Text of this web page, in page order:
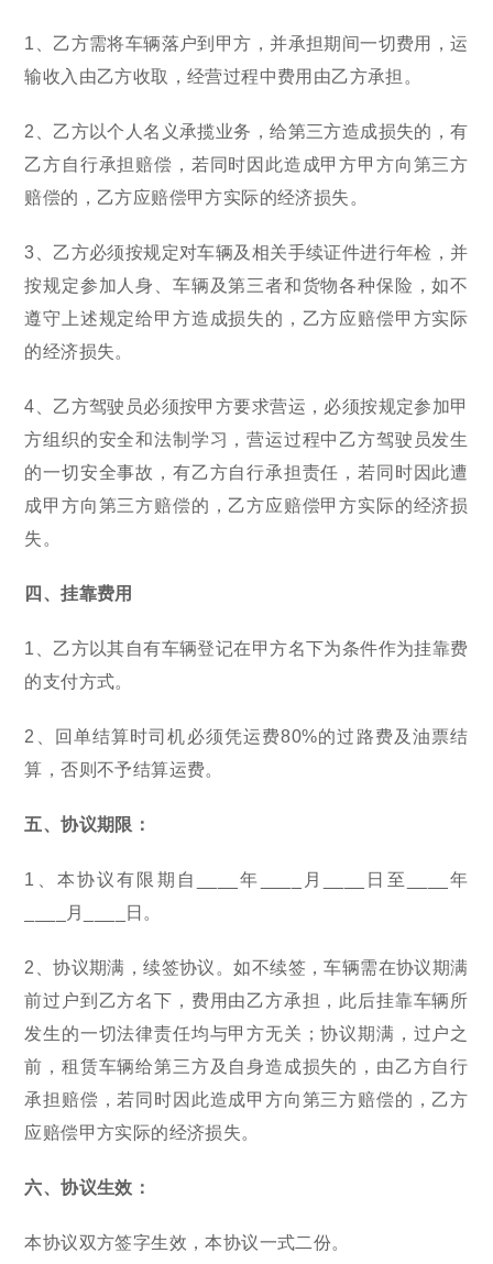
1、乙方需将车辆落户到甲方，并承担期间一切费用，运
输收入由乙方收取，经营过程中费用由乙方承担。
2、乙方以个人名义承揽业务，给第三方造成损失的，有
乙方自行承担赔偿，若同时因此造成甲方甲方向第三方
赔偿的，乙方应赔偿甲方实际的经济损失。
3、乙方必须按规定对车辆及相关手续证件进行年检，并
按规定参加人身、车辆及第三者和货物各种保险，如不
遵守上述规定给甲方造成损失的，乙方应赔偿甲方实际
的经济损失。
4、乙方驾驶员必须按甲方要求营运，必须按规定参加甲
方组织的安全和法制学习，营运过程中乙方驾驶员发生
的一切安全事故，有乙方自行承担责任，若同时因此遭
成甲方向第三方赔偿的，乙方应赔偿甲方实际的经济损
失。
四、挂靠费用
1、乙方以其自有车辆登记在甲方名下为条件作为挂靠费
的支付方式。
2、回单结算时司机必须凭运费80%的过路费及油票结
算，否则不予结算运费。
五、协议期限：
1、本协议有限期自____年____月____日至____年
____月____日。
2、协议期满，续签协议。如不续签，车辆需在协议期满
前过户到乙方名下，费用由乙方承担，此后挂靠车辆所
发生的一切法律责任均与甲方无关；协议期满，过户之
前，租赁车辆给第三方及自身造成损失的，由乙方自行
承担赔偿，若同时因此造成甲方向第三方赔偿的，乙方
应赔偿甲方实际的经济损失。
六、协议生效：
本协议双方签字生效，本协议一式二份。